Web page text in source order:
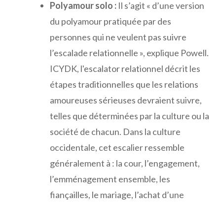
Polyamour solo : Il s’agit « d’une version
du polyamour pratiquée par des
personnes qui ne veulent pas suivre
l’escalade relationnelle », explique Powell.
ICYDK, l'escalator relationnel décrit les
étapes traditionnelles que les relations
amoureuses sérieuses devraient suivre,
telles que déterminées par la culture ou la
société de chacun. Dans la culture
occidentale, cet escalier ressemble
généralement à : la cour, l’engagement,
l’emménagement ensemble, les
fiançailles, le mariage, l’achat d’une